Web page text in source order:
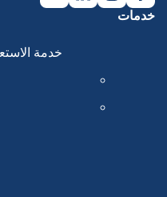
خدمات
خدمة